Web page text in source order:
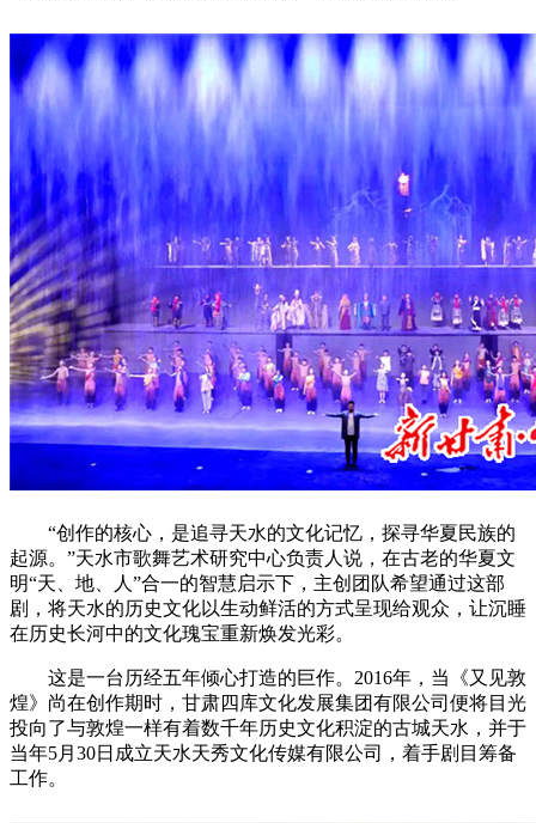
“创作的核心，是追寻天水的文化记忆，探寻华夏民族的
起源。”天水市歌舞艺术研究中心负责人说，在古老的华夏文
明“天、地、人”合一的智慧启示下，主创团队希望通过这部
剧，将天水的历史文化以生动鲜活的方式呈现给观众，让沉睡
在历史长河中的文化瑰宝重新焕发光彩。
这是一台历经五年倾心打造的巨作。2016年，当《又见敦
煌》尚在创作期时，甘肃四库文化发展集团有限公司便将目光
投向了与敦煌一样有着数千年历史文化积淀的古城天水，并于
当年5月30日成立天水天秀文化传媒有限公司，着手剧目筹备
工作。